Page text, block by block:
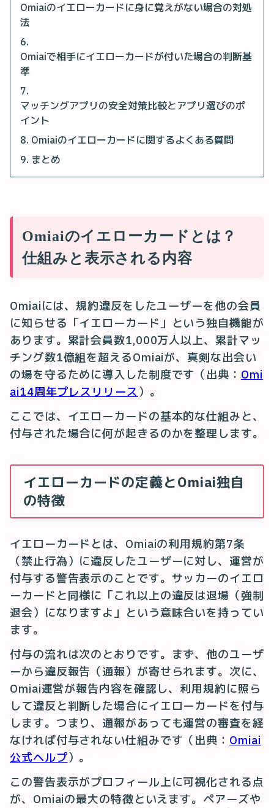
Omiaiのイエローカードに身に覚えがない場合の対処
法
Omiaiで相手にイエローカードが付いた場合の判断基
準
マッチングアプリの安全対策比較とアプリ選びのポ
イント
Omiaiのイエローカードに関するよくある質問
まとめ
Omiaiのイエローカードとは？
仕組みと表示される内容
Omiaiには、規約違反をしたユーザーを他の会員
に知らせる「イエローカード」という独自機能が
あります。累計会員数1,000万人以上、累計マッ
チング数1億組を超えるOmiaiが、真剣な出会い
の場を守るために導入した制度です（出典： Omi
ai14周年プレスリリース ）。
ここでは、イエローカードの基本的な仕組みと、
付与された場合に何が起きるのかを整理します。
イエローカードの定義とOmiai独自
の特徴
イエローカードとは、Omiaiの利用規約第7条
（禁止行為）に違反したユーザーに対し、運営が
付与する警告表示のことです。サッカーのイエロ
ーカードと同様に「これ以上の違反は退場（強制
退会）になりますよ」という意味合いを持ってい
ます。
付与の流れは次のとおりです。まず、他のユーザ
ーから違反報告（通報）が寄せられます。次に、
Omiai運営が報告内容を確認し、利用規約に照ら
して違反と判断した場合にイエローカードを付与
します。つまり、通報があっても運営の審査を経
なければ付与されない仕組みです（出典： Omiai
公式ヘルプ）。
この警告表示がプロフィール上に可視化される点
が、Omiaiの最大の特徴といえます。ペアーズや